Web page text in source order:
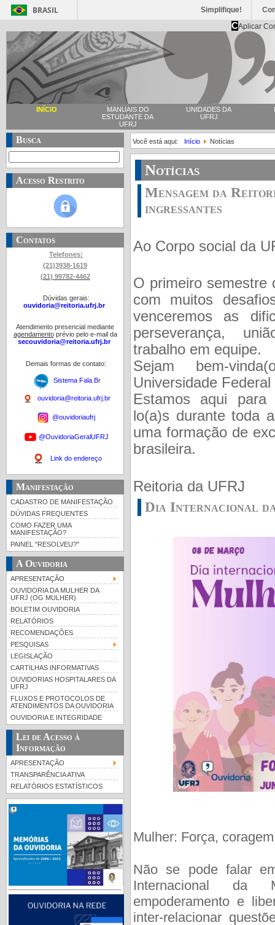
BRASIL Simplifique!
CAplicar
INÍCIO
MANUAIS DO
ESTUDANTE DA
UFRJ
UNIDADES DA
UFRJ
Busca
Acesso Restrito
Contatos
Telefones:
(21)3938-1619
(21) 99782-4462
Dúvidas gerais:
ouvidoria@reitoria.ufrj.br
Atendimento presencial mediante
agendamentoprévio pelo e-mail da
secouvidoria@reitoria.ufrj.br
Demais formas de contato:
Sistema Fala.Br
ouvidoria@reitoria.ufrj.br
@ouvidoriaufrj
@OuvidoriaGeralUFRJ
Link do endereço
Manifestação
CADASTRO DE MANIFESTAÇÃO
DÚVIDAS FREQUENTES
COMO FAZER UMA
MANIFESTAÇÃO?
PAINEL "RESOLVEU?"
A Ouvidoria
APRESENTAÇÃO
OUVIDORIA DA MULHER DA
UFRJ (OG MULHER)
BOLETIM OUVIDORIA
RELATÓRIOS
RECOMENDAÇÕES
PESQUISAS
LEGISLAÇÃO
CARTILHAS INFORMATIVAS
OUVIDORIAS HOSPITALARES DA
UFRJ
FLUXOS E PROTOCOLOS DE
ATENDIMENTOS DA OUVIDORIA
OUVIDORIA E INTEGRIDADE
Lei de Acesso à
Informação
APRESENTAÇÃO
TRANSPARÊNCIA ATIVA
RELATÓRIOS ESTATÍSTICOS
Você está aqui: Início Notícias
Notícias
Mensagem da
ingressantes
Ao Corpo social da
O primeiro semestre
com muitos
venceremos as
perseverança,
trabalho em equipe.
Sejam bem-
Universidade
Estamos aqui para
lo(a)s durante toda
uma formação de
brasileira.
Reitoria da UFRJ
Dia Internacional
Mulher: Força,
Não se pode falar
Internacional da
empoderamento e
inter-relacionar